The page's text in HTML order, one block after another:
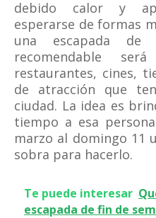
debido calor y
esperarse de formas
una escapada
recomendable
restaurantes, cines,
de atracción que
ciudad. La idea es
tiempo a esa
marzo al domingo 11
sobra para hacerlo.
Te puede interesar
escapada de fin de